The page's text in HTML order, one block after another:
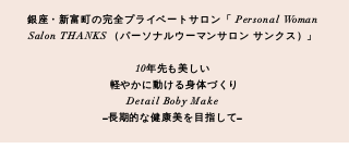
銀座・新富町の完全プライベートサロン「 Personal Woman
Salon THANKS （パーソナルウーマンサロン サンクス）」
10年先も美しい
軽やかに動ける身体づくり
Detail Boby Make
​−長期的な健康美を目指して−